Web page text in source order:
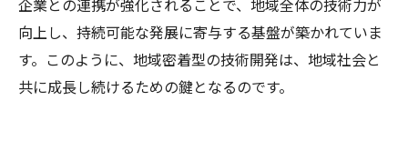
向上し、持続可能な発展に寄与する基盤が築かれていま
す。このように、地域密着型の技術開発は、地域社会と
共に成長し続けるための鍵となるのです。